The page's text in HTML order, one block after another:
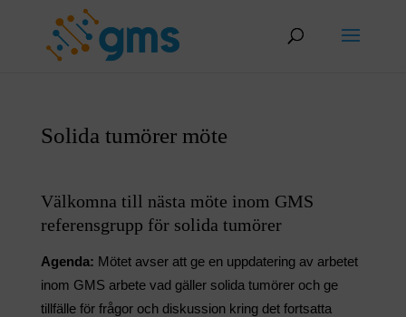
Solida tumörer möte
Välkomna till nästa möte inom GMS
referensgrupp för solida tumörer
Agenda: Mötet avser att ge en uppdatering av arbetet
inom GMS arbete vad gäller solida tumörer och ge
tillfälle för frågor och diskussion kring det fortsatta